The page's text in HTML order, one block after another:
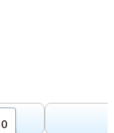
0
Gilla